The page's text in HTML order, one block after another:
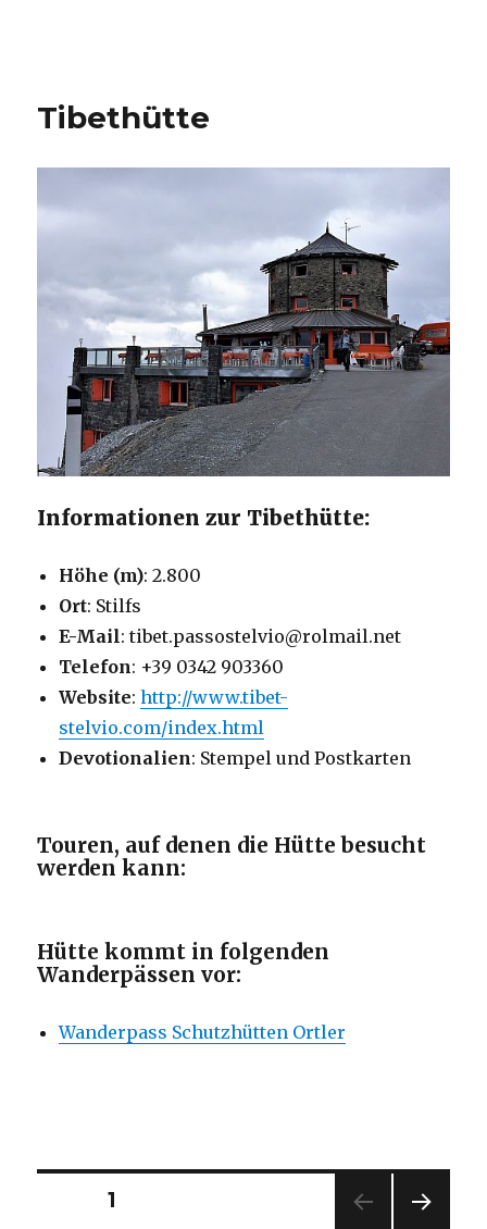
Tibethütte
Informationen zur Tibethütte:
Höhe (m): 2.800
Ort: Stilfs
E-Mail: tibet.passostelvio@rolmail.net
Telefon: +39 0342 903360
Website:http://www.tibet-
stelvio.com/index.html
Devotionalien: Stempel und Postkarten
Touren, auf denen die Hütte besucht
werden kann:
Hütte kommt in folgenden
Wanderpässen vor:
Wanderpass Schutzhütten Ortler
Seitennummerierung
SEITE1